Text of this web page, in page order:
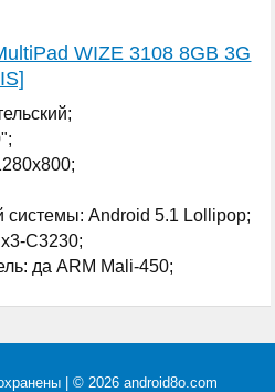
WIZE 3108 8GB 3G
системы: Android 5.1 Lollipop;
C3230;
да ARM Mali-450;
| © 2026 android8o.com